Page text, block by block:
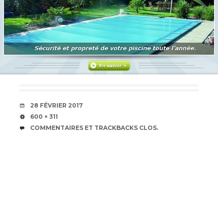
DATE
28 FÉVRIER 2017
TAILLE
600 × 311
COMMENTAIRES ET TRACKBACKS CLOS.